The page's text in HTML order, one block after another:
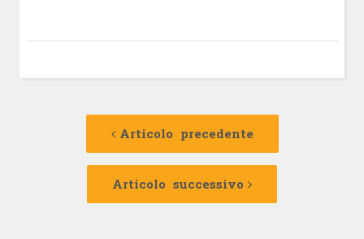
Navigazione
Articolo precedente
Articolo
Articolo successivo
Articolo